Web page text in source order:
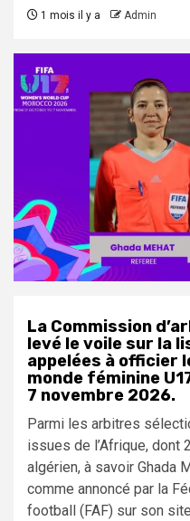
1 mois il y a Admin
La Commission
levé le voile sur la
appelées à officier
monde féminine
7 novembre 2026.
Parmi les arbitres
issues de l’Afrique,
algérien, à savoir Ghada
comme annoncé par la
football (FAF) sur son